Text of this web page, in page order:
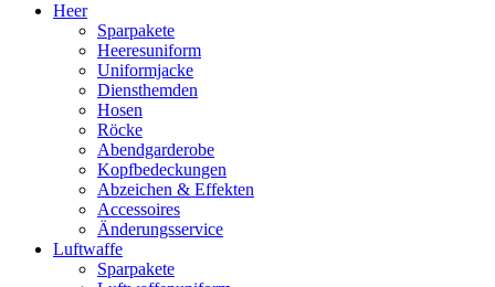
Heer
Sparpakete
Heeresuniform
Uniformjacke
Diensthemden
Hosen
Röcke
Abendgarderobe
Kopfbedeckungen
Abzeichen & Effekten
Accessoires
Änderungsservice
Luftwaffe
Sparpakete